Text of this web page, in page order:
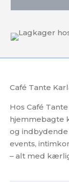
Café Tante
Hos Café
hjemmebagte
og
events,
– alt med